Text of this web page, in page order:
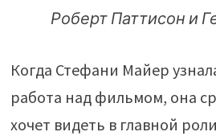
Роберт Паттисон и
Когда Стефани Майер
работа над фильмом, она
хочет видеть в главной